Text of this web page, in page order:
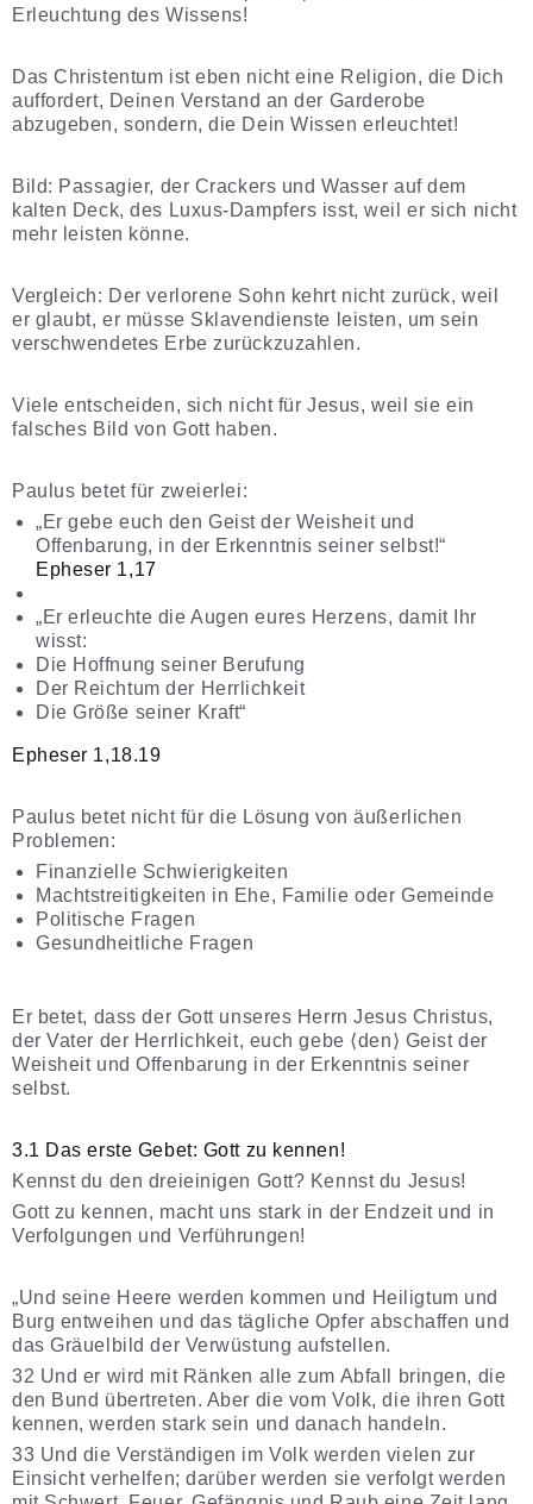
Erleuchtung des Wissens!
Das Christentum ist eben nicht eine Religion, die Dich
auffordert, Deinen Verstand an der Garderobe
abzugeben, sondern, die Dein Wissen erleuchtet!
Bild: Passagier, der Crackers und Wasser auf dem
kalten Deck, des Luxus-Dampfers isst, weil er sich nicht
mehr leisten könne.
Vergleich: Der verlorene Sohn kehrt nicht zurück, weil
er glaubt, er müsse Sklavendienste leisten, um sein
verschwendetes Erbe zurückzuzahlen.
Viele entscheiden, sich nicht für Jesus, weil sie ein
falsches Bild von Gott haben.
Paulus betet für zweierlei:
„Er gebe euch den Geist der Weisheit und
Offenbarung, in der Erkenntnis seiner selbst!“
Epheser 1,17
„Er erleuchte die Augen eures Herzens, damit Ihr
wisst:
Die Hoffnung seiner Berufung
Der Reichtum der Herrlichkeit
Die Größe seiner Kraft“
Epheser 1,18.19
Paulus betet nicht für die Lösung von äußerlichen
Problemen:
Finanzielle Schwierigkeiten
Machtstreitigkeiten in Ehe, Familie oder Gemeinde
Politische Fragen
Gesundheitliche Fragen
Er betet, dass der Gott unseres Herrn Jesus Christus,
der Vater der Herrlichkeit, euch gebe ⟨den⟩ Geist der
Weisheit und Offenbarung in der Erkenntnis seiner
selbst.
3.1 Das erste Gebet: Gott zu kennen!
Kennst du den dreieinigen Gott? Kennst du Jesus!
Gott zu kennen, macht uns stark in der Endzeit und in
Verfolgungen und Verführungen!
„Und seine Heere werden kommen und Heiligtum und
Burg entweihen und das tägliche Opfer abschaffen und
das Gräuelbild der Verwüstung aufstellen.
32 Und er wird mit Ränken alle zum Abfall bringen, die
den Bund übertreten. Aber die vom Volk, die ihren Gott
kennen, werden stark sein und danach handeln.
33 Und die Verständigen im Volk werden vielen zur
Einsicht verhelfen; darüber werden sie verfolgt werden